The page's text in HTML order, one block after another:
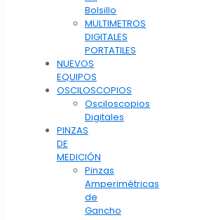
Bolsillo
MULTIMETROS
DIGITALES
PORTATILES
NUEVOS
EQUIPOS
OSCILOSCOPIOS
Osciloscopios
Digitales
PINZAS
DE
MEDICIÓN
Pinzas
Amperimétricas
de
Gancho